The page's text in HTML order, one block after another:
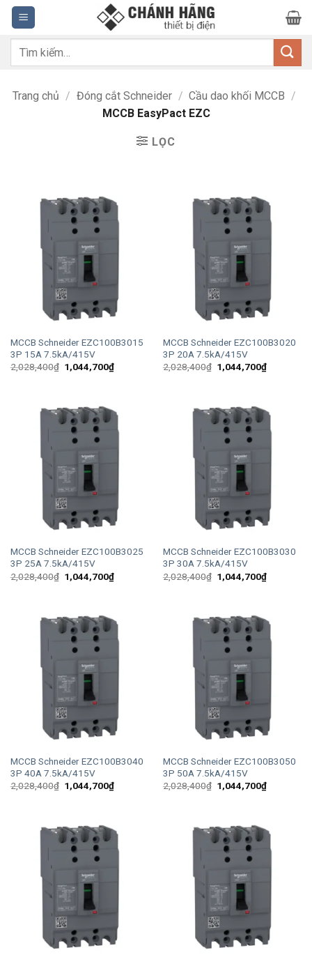
Bỏ
qua
nội
dung
Tìm
Trang chủ / Đóng cắt Schneider / Cầu dao khối MCCB /
MCCB EasyPact EZC
LỌC
MCCB Schneider EZC100B3015
3P 15A 7.5kA/415V
2,028,400₫ Giá
gốc
1,044,700₫Giá
hiện
MCCB Schneider EZC100B3020
3P 20A 7.5kA/415V
2,028,400₫ Giá
gốc
1,044,700₫Giá
hiện
MCCB Schneider EZC100B3025
3P 25A 7.5kA/415V
2,028,400₫ Giá
gốc
1,044,700₫Giá
hiện
MCCB Schneider EZC100B3030
3P 30A 7.5kA/415V
2,028,400₫ Giá
gốc
1,044,700₫Giá
hiện
MCCB Schneider EZC100B3040
3P 40A 7.5kA/415V
2,028,400₫ Giá
gốc
1,044,700₫Giá
hiện
MCCB Schneider EZC100B3050
3P 50A 7.5kA/415V
2,028,400₫ Giá
gốc
1,044,700₫Giá
hiện